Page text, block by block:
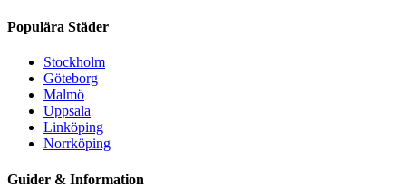
Populära Städer
Stockholm
Göteborg
Malmö
Uppsala
Linköping
Norrköping
Guider & Information